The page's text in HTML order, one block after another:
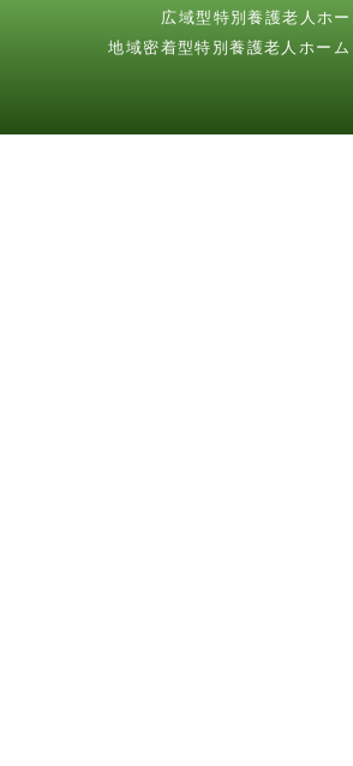
広域型特別養護老人ホ
地域密着型特別養護老人ホー